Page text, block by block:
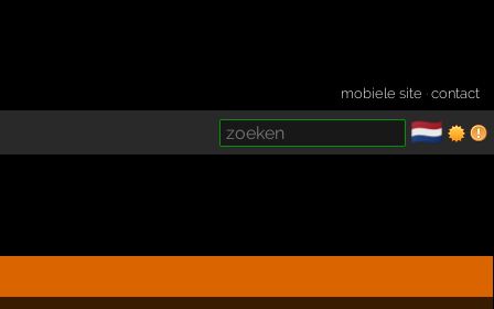
mobiele site ·contact
🇳🇱